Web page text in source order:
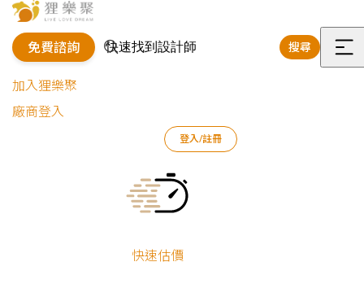
免費諮詢 搜尋
選
加入狸樂聚
廠商登入
登入/註冊
快速估價
Current:
狸樂聚安心理念
TAG標籤：狸樂聚安心理